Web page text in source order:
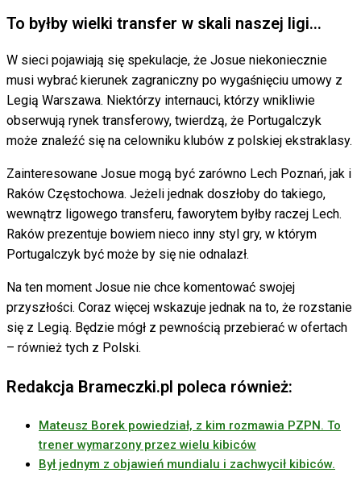
To byłby wielki transfer w skali naszej ligi…
W sieci pojawiają się spekulacje, że Josue niekoniecznie
musi wybrać kierunek zagraniczny po wygaśnięciu umowy z
Legią Warszawa. Niektórzy internauci, którzy wnikliwie
obserwują rynek transferowy, twierdzą, że Portugalczyk
może znaleźć się na celowniku klubów z polskiej ekstraklasy.
Zainteresowane Josue mogą być zarówno Lech Poznań, jak i
Raków Częstochowa. Jeżeli jednak doszłoby do takiego,
wewnątrz ligowego transferu, faworytem byłby raczej Lech.
Raków prezentuje bowiem nieco inny styl gry, w którym
Portugalczyk być może by się nie odnalazł.
Na ten moment Josue nie chce komentować swojej
przyszłości. Coraz więcej wskazuje jednak na to, że rozstanie
się z Legią. Będzie mógł z pewnością przebierać w ofertach
– również tych z Polski.
Redakcja Brameczki.pl poleca również:
Mateusz Borek powiedział, z kim rozmawia PZPN. To
trener wymarzony przez wielu kibiców
Był jednym z objawień mundialu i zachwycił kibiców.